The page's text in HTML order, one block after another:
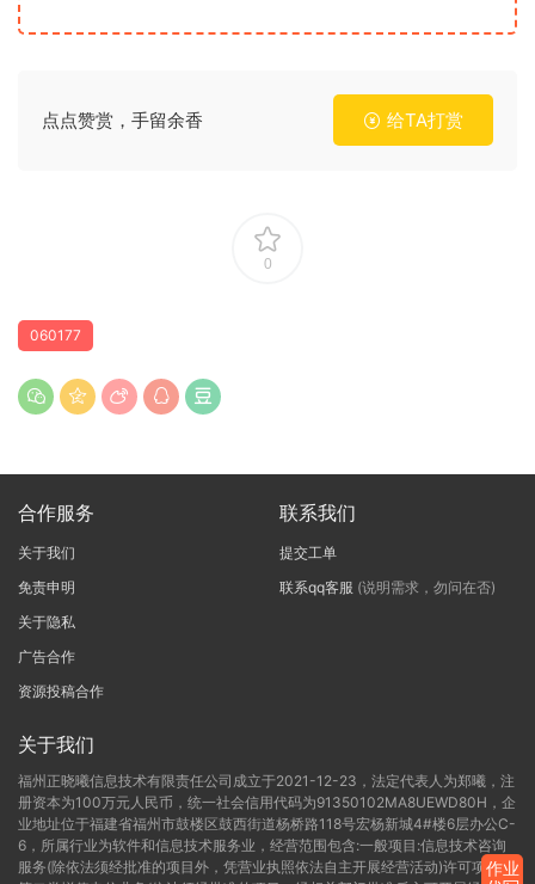
点点赞赏，手留余香 给TA打赏
0
060177
合作服务
关于我们
免责申明
关于隐私
广告合作
资源投稿合作
联系我们
提交工单
联系qq客服 (说明需求，勿问在否)
关于我们
福州正晓曦信息技术有限责任公司成立于2021-12-23，法定代表人为郑曦，注
册资本为100万元人民币，统一社会信用代码为91350102MA8UEWD80H，企
业地址位于福建省福州市鼓楼区鼓西街道杨桥路118号宏杨新城4#楼6层办公C-
6，所属行业为软件和信息技术服务业，经营范围包含:一般项目:信息技术咨询
服务(除依法须经批准的项目外，凭营业执照依法自主开展经营活动)许可项目:作业